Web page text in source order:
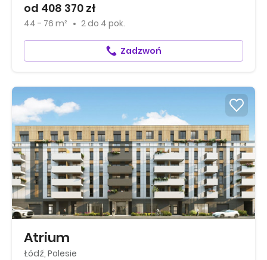
od 408 370 zł
44 - 76 m² 2 do 4 pok.
Zadzwoń
Atrium
Łódź, Polesie